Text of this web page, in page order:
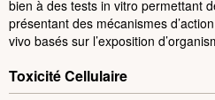
bien à des tests in vitro permettant
présentant des mécanismes
vivo basés sur l’exposition
Toxicité Cellulaire